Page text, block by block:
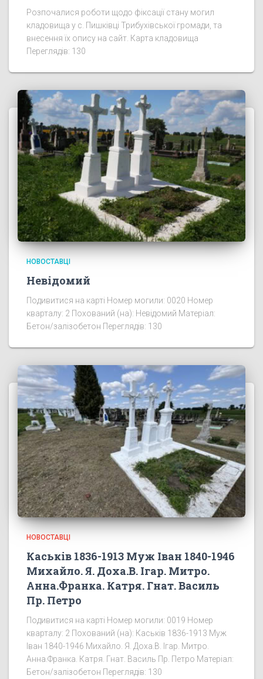
Розпочалися роботи щодо фіксації стану могил
кладовища у с. Пишківці Трибухівської громади, та
внесення їх опису на сайт. Карта кладовища
Переглядів: 130
НОВОСТАВЦІ
Невідомий
Подивитися на карті Номер могили: 0020 Номер
кварталу: 2 Похований (на): Невідомий Матеріал:
Бетон/залізобетон Переглядів: 130
НОВОСТАВЦІ
Каськів 1836-1913 Муж Іван 1840-1946
Михайло. Я. Доха.В. Ігар. Митро.
Анна.Франка. Катря. Гнат. Василь
Пр. Петро
Подивитися на карті Номер могили: 0019 Номер
кварталу: 2 Похований (на): Каськів 1836-1913 Муж
Іван 1840-1946 Михайло. Я. Доха.В. Ігар. Митро.
Анна.Франка. Катря. Гнат. Василь Пр. Петро Матеріал:
Бетон/залізобетон Переглядів: 130